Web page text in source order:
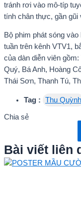
tránh rơi vào mô-típ
tính chân thực, gần gũi
Bộ phim phát sóng
tuần trên kênh VTV1,
của dàn diễn viên
Quý, Bá Anh, Hoàng
Thái Sơn, Thanh Tú,
Tag : Thu Quỳnh
Chia sẻ
Bài viết liên